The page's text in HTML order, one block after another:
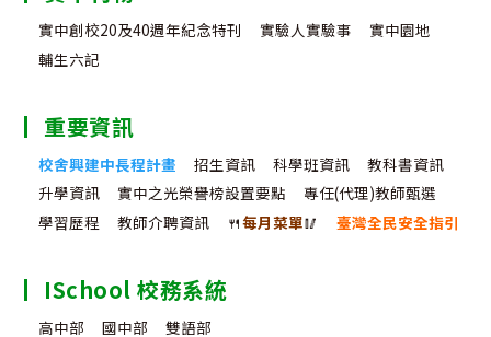
實中創校20及40週年紀念特刊 實驗人實驗事
實中園地
輔生六記
重要資訊
校舍興建中長程計畫 招生資訊 科學班資訊
教科書資訊
升學資訊
實中之光榮譽榜設置要點
專任(代理)教師甄選
學習歷程
教師介聘資訊 🍴每月菜單🥢 臺灣全民安全指引
ISchool 校務系統
高中部 國中部 雙語部